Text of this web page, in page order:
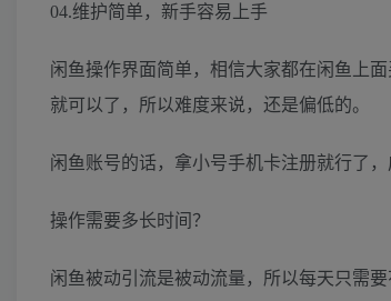
04.维护简单，新手容易上手
闲鱼操作界面简单，相信大家都在闲鱼上
就可以了，所以难度来说，还是偏低的。
闲鱼账号的话，拿小号手机卡注册就行了
操作需要多长时间？
闲鱼被动引流是被动流量，所以每天只需